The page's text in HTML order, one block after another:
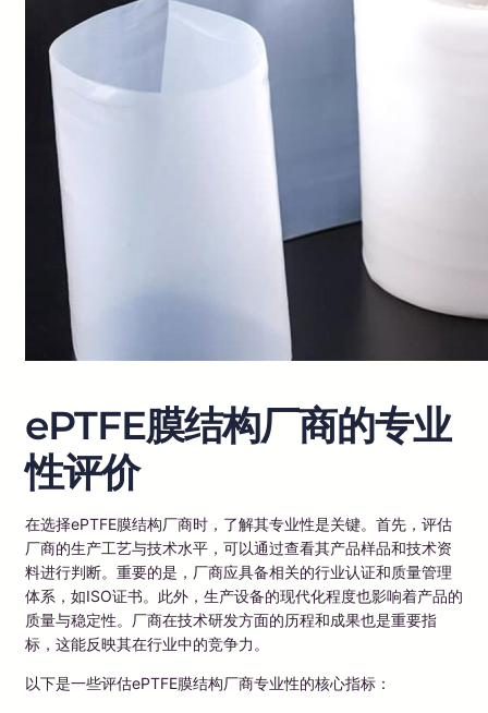
ePTFE膜结构厂商的专业
性评价
在选择ePTFE膜结构厂商时，了解其专业性是关键。首先，评估
厂商的生产工艺与技术水平，可以通过查看其产品样品和技术资
料进行判断。重要的是，厂商应具备相关的行业认证和质量管理
体系，如ISO证书。此外，生产设备的现代化程度也影响着产品的
质量与稳定性。厂商在技术研发方面的历程和成果也是重要指
标，这能反映其在行业中的竞争力。
以下是一些评估ePTFE膜结构厂商专业性的核心指标：